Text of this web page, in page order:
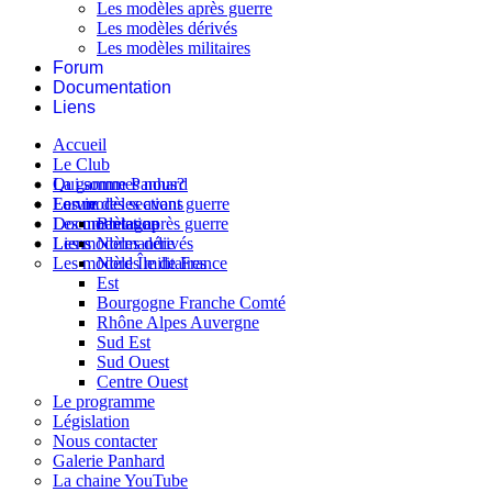
Les modèles après guerre
Les modèles dérivés
Les modèles militaires
Forum
Documentation
Liens
Accueil
Le Club
Qui sommes nous?
La vie des sections
Bretagne
Normandie
Nord Île de France
Est
Bourgogne Franche Comté
Rhône Alpes Auvergne
Sud Est
Sud Ouest
Centre Ouest
Le programme
Législation
Nous contacter
Galerie Panhard
La chaine YouTube
La gamme Panhard
Les modèles avant guerre
Les modèles après guerre
Les modèles dérivés
Les modèles militaires
Forum
Documentation
Liens